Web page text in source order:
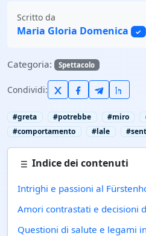
Scritto da
Maria Gloria Domenica ✓
Categoria: Spettacolo
Condividi:
#greta #potrebbe #miro
#comportamento
#lale
Indice dei contenuti
Intrighi e passioni al
Amori contrastati e decisioni
Questioni di salute e legami